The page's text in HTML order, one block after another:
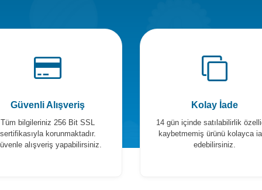
Güvenli Alışveriş
Tüm bilgileriniz 256 Bit SSL
sertifikasıyla korunmaktadır.
alışveriş yapabilirsiniz.
Kolay İade
14 gün içinde satılabilirlik
kaybetmemiş ürünü kolayca
edebilirsiniz.